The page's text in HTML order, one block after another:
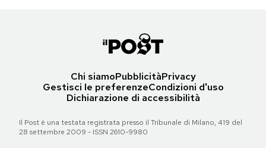
Chi siamoPubblicitàPrivacy
Gestisci le preferenzeCondizioni d'uso
Dichiarazione di accessibilità
Il Post è una testata registrata presso il Tribunale di Milano, 419 del
28 settembre 2009 - ISSN 2610-9980